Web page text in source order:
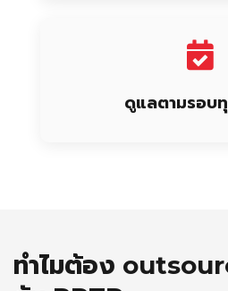
ดูแลตามรอบ
ทำไมต้อง